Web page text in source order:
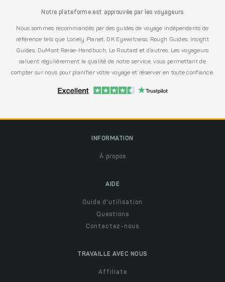
Notre plateforme est approuvée par les voyageurs
Nous sommes recommandés par des guides de voyage indépendants de
référence tels que Lonely Planet, DK Eyewitness, Rough Guides, Insight
Guides, DuMont Reise-Handbuch, Le Routard et d’autres. Les voyageurs
saluent régulièrement la qualité de notre service, vous permettant de
compter sur nous pour planifier votre voyage et réserver en toute confiance.
INFORMATION
À propos
AIDE
Guide d'utilisation
Questions
Contactez-nous
TRAVAILLE AVEC NOUS
Affiliate